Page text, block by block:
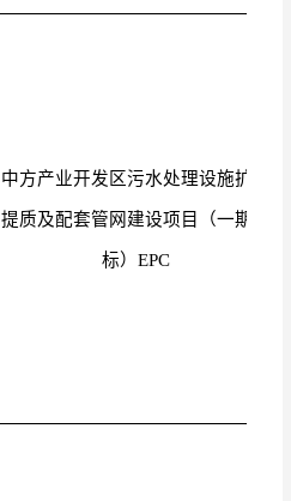
中方产业开发区污水处理设施扩容
提质及配套管网建设项目（一期二
标）EPC